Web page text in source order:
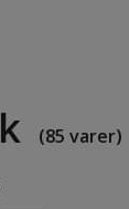
(85 varer)